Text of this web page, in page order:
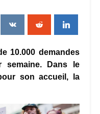
10.000 demandes
semaine. Dans le
son accueil, la